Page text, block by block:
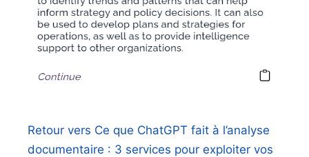
Retour vers Ce que ChatGPT fait à l’analyse
documentaire : 3 services pour exploiter vos